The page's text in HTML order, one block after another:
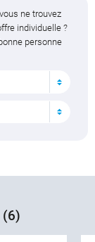
ne trouvez
individuelle ?
personne